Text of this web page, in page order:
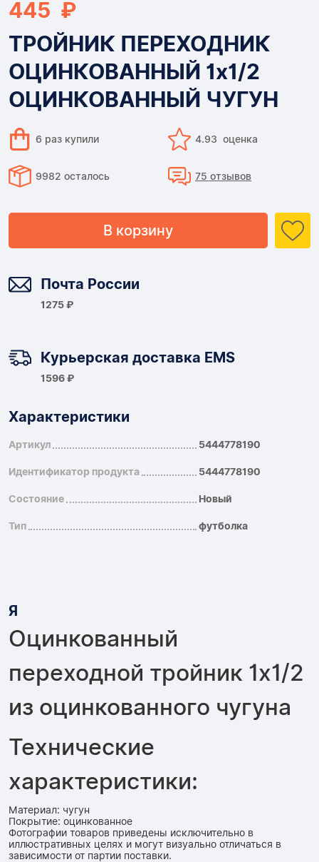
445 ₽
ТРОЙНИК ПЕРЕХОДНИК
ОЦИНКОВАННЫЙ 1х1/2
ОЦИНКОВАННЫЙ ЧУГУН
6 раз купили 4.93 оценка
9982 осталось 75 отзывов
В корзину
Почта России
1275 ₽
Курьерская доставка EMS
1596 ₽
Характеристики
Артикул 5444778190
Идентификатор продукта 5444778190
Состояние Новый
Тип футболка
Я
Оцинкованный
переходной тройник 1x1/2
из оцинкованного чугуна
Технические
характеристики:
Материал: чугун
Покрытие: оцинкованное
Фотографии товаров приведены исключительно в
иллюстративных целях и могут визуально отличаться в
зависимости от партии поставки.